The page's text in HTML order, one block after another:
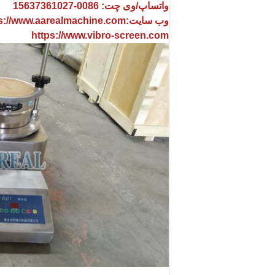
واتساپ/وی چت: 0086-15637361027
وب سایت:www.aarealmachine.com
https://www.vibro-screen.com